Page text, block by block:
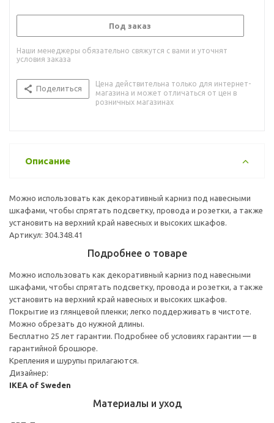
Под заказ
Наши менеджеры обязательно свяжутся с вами и уточнят
условия заказа
Поделиться
Цена действительна только для интернет-
магазина и может отличаться от цен в
розничных магазинах
Описание
Можно использовать как декоративный карниз под навесными
шкафами, чтобы спрятать подсветку, провода и розетки, а также
установить на верхний край навесных и высоких шкафов.
Артикул: 304.348.41
Подробнее о товаре
Можно использовать как декоративный карниз под навесными
шкафами, чтобы спрятать подсветку, провода и розетки, а также
установить на верхний край навесных и высоких шкафов.
Покрытие из глянцевой пленки; легко поддерживать в чистоте.
Можно обрезать до нужной длины.
Бесплатно 25 лет гарантии. Подробнее об условиях гарантии — в
гарантийной брошюре.
Крепления и шурупы прилагаются.
Дизайнер:
IKEA of Sweden
Материалы и уход